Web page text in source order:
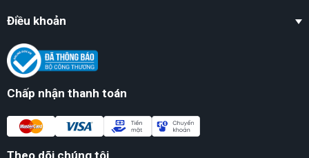
Điều khoản
Chấp nhận thanh toán
Theo dõi chúng tôi